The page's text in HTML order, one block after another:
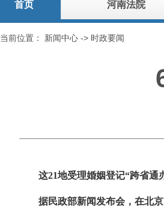
首页 河南法院
当前位置： 新闻中心 -> 时政要闻
这21地受理婚姻登记“跨省通
据民政部新闻发布会，在北